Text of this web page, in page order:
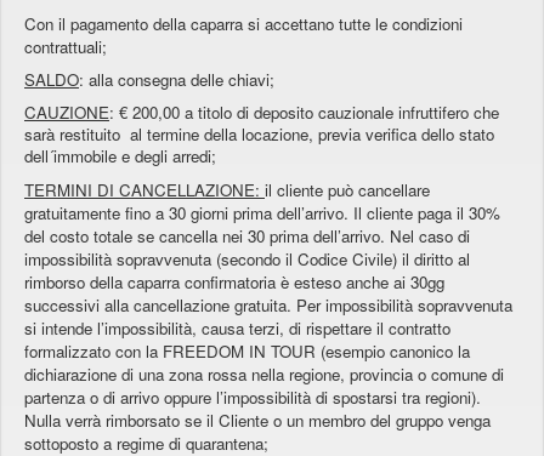
Con il pagamento della caparra si accettano tutte le condizioni
contrattuali;
SALDO: alla consegna delle chiavi;
CAUZIONE: € 200,00 a titolo di deposito cauzionale infruttifero che
sarà restituito al termine della locazione, previa verifica dello stato
dell´immobile e degli arredi;
TERMINI DI CANCELLAZIONE: il cliente può cancellare
gratuitamente fino a 30 giorni prima dell’arrivo. Il cliente paga il 30%
del costo totale se cancella nei 30 prima dell’arrivo. Nel caso di
impossibilità sopravvenuta (secondo il Codice Civile) il diritto al
rimborso della caparra confirmatoria è esteso anche ai 30gg
successivi alla cancellazione gratuita. Per impossibilità sopravvenuta
si intende l’impossibilità, causa terzi, di rispettare il contratto
formalizzato con la FREEDOM IN TOUR (esempio canonico la
dichiarazione di una zona rossa nella regione, provincia o comune di
partenza o di arrivo oppure l’impossibilità di spostarsi tra regioni).
Nulla verrà rimborsato se il Cliente o un membro del gruppo venga
sottoposto a regime di quarantena;